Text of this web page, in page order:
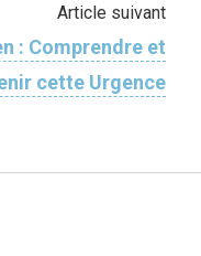
Article suivant
: Comprendre et
cette Urgence